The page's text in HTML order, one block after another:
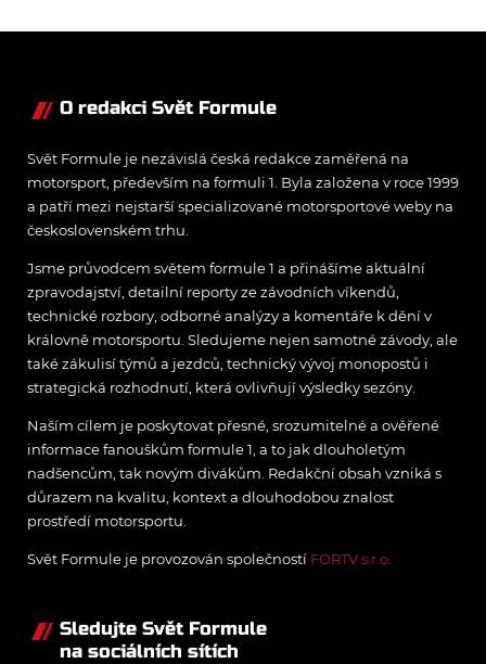
O redakci Svět Formule
Svět Formule je nezávislá česká redakce zaměřená na
motorsport, především na formuli 1. Byla založena v roce 1999
a patří mezi nejstarší specializované motorsportové weby na
československém trhu.
Jsme průvodcem světem formule 1 a přinášíme aktuální
zpravodajství, detailní reporty ze závodních víkendů,
technické rozbory, odborné analýzy a komentáře k dění v
královně motorsportu. Sledujeme nejen samotné závody, ale
také zákulisí týmů a jezdců, technický vývoj monopostů i
strategická rozhodnutí, která ovlivňují výsledky sezóny.
Naším cílem je poskytovat přesné, srozumitelné a ověřené
informace fanouškům formule 1, a to jak dlouholetým
nadšencům, tak novým divákům. Redakční obsah vzniká s
důrazem na kvalitu, kontext a dlouhodobou znalost
prostředí motorsportu.
Svět Formule je provozován společností FORTV s.r.o.
Sledujte Svět Formule
na sociálních sítích